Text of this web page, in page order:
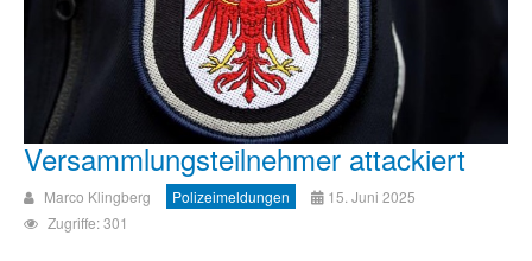
Versammlungsteilnehmer attackiert
Marco Klingberg Polizeimeldungen
15. Juni 2025
Zugriffe: 301